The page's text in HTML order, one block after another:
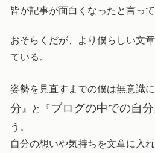
皆が記事が面白くなったと言って
おそらくだが、より僕らしい文
ている。
姿勢を見直すまでの僕は無意識
分 』と『ブログの中での自分
う。
自分の想いや気持ちを文章に入